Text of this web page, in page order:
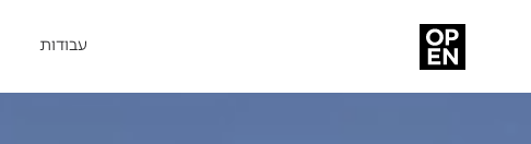
עבודות